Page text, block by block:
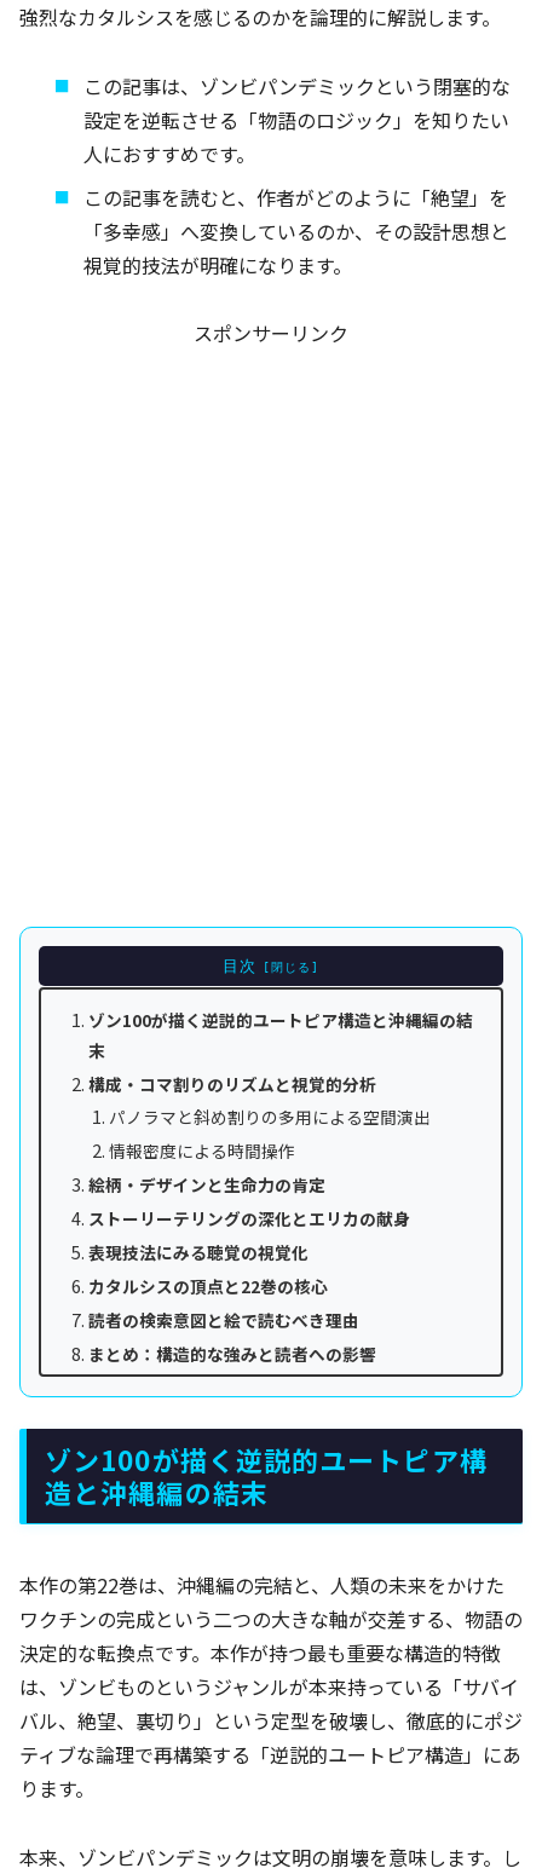
強烈なカタルシスを感じるのかを論理的に解説します。
この記事は、ゾンビパンデミックという閉塞的な
設定を逆転させる「物語のロジック」を知りたい
人におすすめです。
この記事を読むと、作者がどのように「絶望」を
「多幸感」へ変換しているのか、その設計思想と
視覚的技法が明確になります。
スポンサーリンク
目次
ゾン100が描く逆説的ユートピア構造と沖縄編の結
末
構成・コマ割りのリズムと視覚的分析
パノラマと斜め割りの多用による空間演出
情報密度による時間操作
絵柄・デザインと生命力の肯定
ストーリーテリングの深化とエリカの献身
表現技法にみる聴覚の視覚化
カタルシスの頂点と22巻の核心
読者の検索意図と絵で読むべき理由
まとめ：構造的な強みと読者への影響
ゾン100が描く逆説的ユートピア構
造と沖縄編の結末
本作の第22巻は、沖縄編の完結と、人類の未来をかけた
ワクチンの完成という二つの大きな軸が交差する、物語の
決定的な転換点です。本作が持つ最も重要な構造的特徴
は、ゾンビものというジャンルが本来持っている「サバイ
バル、絶望、裏切り」という定型を破壊し、徹底的にポジ
ティブな論理で再構築する「逆説的ユートピア構造」にあ
ります。
本来、ゾンビパンデミックは文明の崩壊を意味します。し